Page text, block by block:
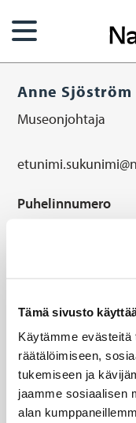
Tämä sivusto
Käytämme
räätälöimiseen,
tukemiseen ja
jaamme sosiaalisen
alan
pääsisältöön
Anne Sjöström
Museonjohtaja
Puhelinnumero
Naantalin Museo,
Organisaatio
Sivistyspalvelut
Vastuualueet